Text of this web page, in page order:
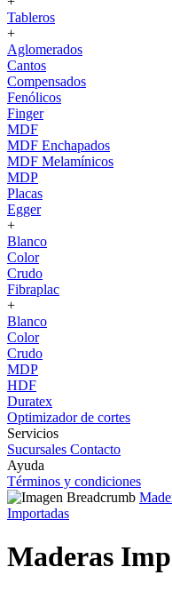
Tableros
+
Aglomerados
Cantos
Compensados
Fenólicos
Finger
MDF
MDF Enchapados
MDF Melamínicos
MDP
Placas
Egger
+
Blanco
Color
Crudo
Fibraplac
+
Blanco
Color
Crudo
MDP
HDF
Duratex
Optimizador de cortes
Servicios
Sucursales Contacto
Ayuda
Términos y condiciones
Importadas
Maderas